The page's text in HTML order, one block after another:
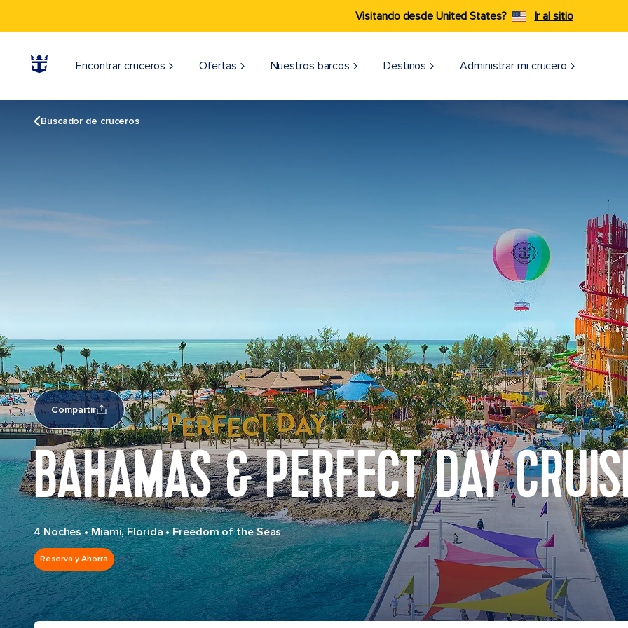
Visitando desde United States? Ir al sitio
Encontrar cruceros Ofertas Nuestros barcos Destinos Administrar mi crucero
Buscador de cruceros
Compartir
BAHAMAS & PERFECT DAY
4 Noches•Miami, Florida•Freedom of the Seas
Reserva y Ahorra